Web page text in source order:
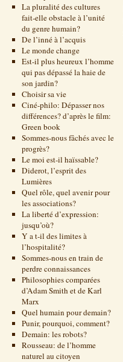
La pluralité des cultures
fait-elle obstacle à l’unité
du genre humain?
De l’inné à l’acquis
Le monde change
Est-il plus heureux l’homme
qui pas dépassé la haie de
son jardin?
Choisir sa vie
Ciné-philo: Dépasser nos
différences? d’après le film:
Green book
Sommes-nous fâchés avec le
progrès?
Le moi est-il haïssable?
Diderot, l’esprit des
Lumières
Quel rôle, quel avenir pour
les associations?
La liberté d’expression:
jusqu’où?
Y a t-il des limites à
l’hospitalité?
Sommes-nous en train de
perdre connaissances
Philosophies comparées
d’Adam Smith et de Karl
Marx
Quel humain pour demain?
Punir, pourquoi, comment?
Demain: les robots?
Rousseau: de l’homme
naturel au citoyen